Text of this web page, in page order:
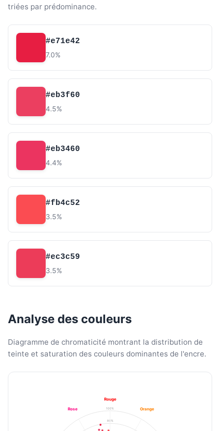
triées par prédominance.
#e71e42
7.0%
#eb3f60
4.5%
#eb3460
4.4%
#fb4c52
3.5%
#ec3c59
3.5%
Analyse des couleurs
Diagramme de chromaticité montrant la distribution de
teinte et saturation des couleurs dominantes de l'encre.
80%
100%
Rouge
Orange
Rose